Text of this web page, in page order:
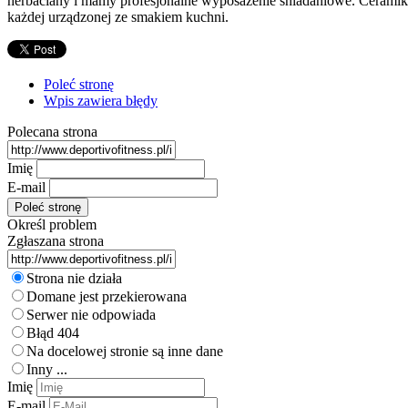
każdej urządzonej ze smakiem kuchni.
Poleć stronę
Wpis zawiera błędy
Polecana strona
Imię
E-mail
Określ problem
Zgłaszana strona
Strona nie działa
Domane jest przekierowana
Serwer nie odpowiada
Błąd 404
Na docelowej stronie są inne dane
Inny ...
Imię